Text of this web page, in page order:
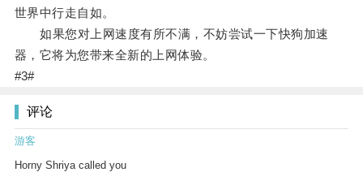
世界中行走自如。
如果您对上网速度有所不满，不妨尝试一下快狗加速
器，它将为您带来全新的上网体验。
#3#
评论
游客
Horny Shriya called you